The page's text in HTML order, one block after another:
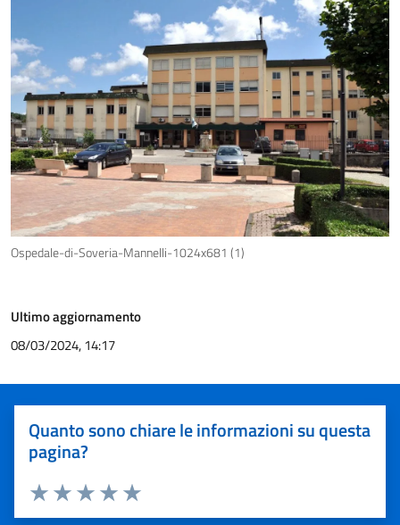
Ospedale-di-Soveria-Mannelli-1024x681 (1)
Ultimo aggiornamento
08/03/2024, 14:17
Quanto sono chiare le informazioni su questa
pagina?
Valuta 5 stelle su 5
Valuta 4 stelle su 5
Valuta 3 stelle su 5
Valuta 2 stelle su 5
Valuta 1 stelle su 5